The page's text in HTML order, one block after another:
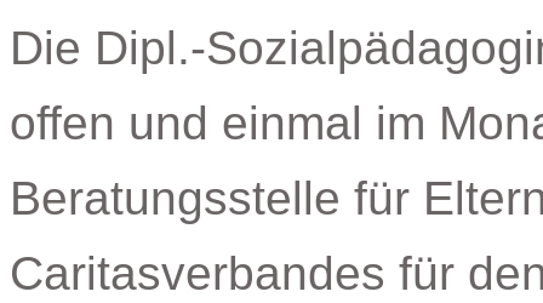
Die Dipl.-
offen und einmal im
Beratungsstelle für
Caritasverbandes für